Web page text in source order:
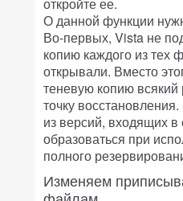
О данной функции
Во-первых, Vista не
копию каждого из тех
открывали. Вместо
теневую копию всякий
точку
из версий, входящих в
образоваться при
полного
Изменяем